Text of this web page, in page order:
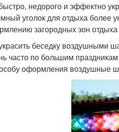
недорого и эффектно
уголок для отдыха более
загородных зон
беседку воздушными
часто по большим
оформления воздушные